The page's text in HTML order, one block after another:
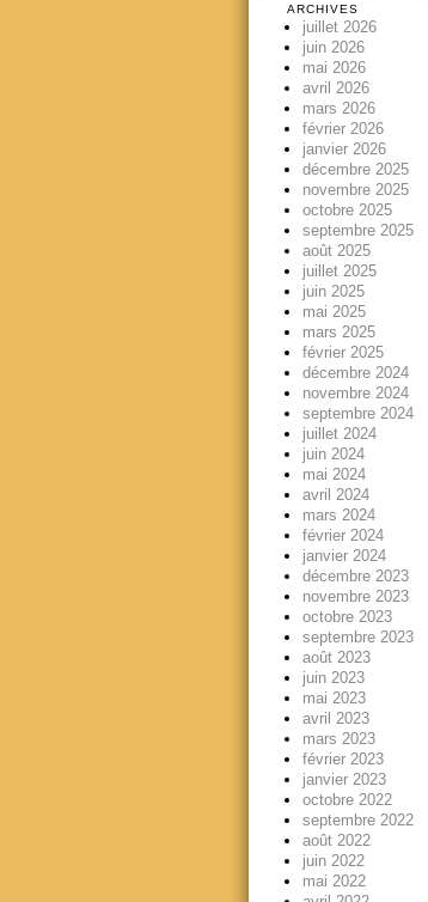
ARCHIVES
juillet 2026
juin 2026
mai 2026
avril 2026
mars 2026
février 2026
janvier 2026
décembre 2025
novembre 2025
octobre 2025
septembre 2025
août 2025
juillet 2025
juin 2025
mai 2025
mars 2025
février 2025
décembre 2024
novembre 2024
septembre 2024
juillet 2024
juin 2024
mai 2024
avril 2024
mars 2024
février 2024
janvier 2024
décembre 2023
novembre 2023
octobre 2023
septembre 2023
août 2023
juin 2023
mai 2023
avril 2023
mars 2023
février 2023
janvier 2023
octobre 2022
septembre 2022
août 2022
juin 2022
mai 2022